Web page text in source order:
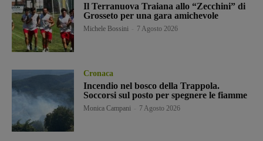
Il Terranuova Traiana allo “Zecchini” di
Grosseto per una gara amichevole
Michele Bossini 7 Agosto 2026
Cronaca
Incendio nel bosco della Trappola.
Soccorsi sul posto per spegnere le fiamme
Monica Campani 7 Agosto 2026